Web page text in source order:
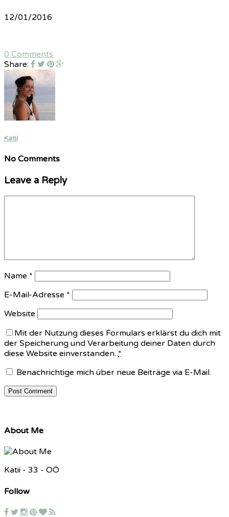
12/01/2016
0 Comments
Share:
Katii
No Comments
Leave a Reply
Name *
E-Mail-Adresse *
Website
Mit der Nutzung dieses Formulars erklärst du dich mit
der Speicherung und Verarbeitung deiner Daten durch
diese Website einverstanden. *
Benachrichtige mich über neue Beiträge via E-Mail.
About Me
Katii - 33 - OÖ
Follow